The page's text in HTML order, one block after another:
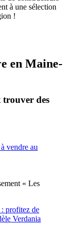
à une sélection
!
en Maine-
trouver des
« Les